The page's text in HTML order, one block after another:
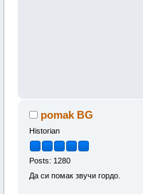
pomak BG
Historian
Posts: 1280
Да си помак звучи гордо.